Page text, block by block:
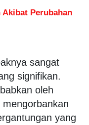
Perubahan
sangat
signifikan.
oleh
yang